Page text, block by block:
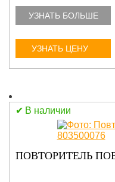
УЗНАТЬ БОЛЬШЕ
УЗНАТЬ ЦЕНУ
В наличии
ПОВТОРИТЕЛЬ